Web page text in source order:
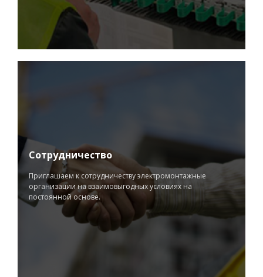
Сотрудничество
Приглашаем к сотрудничеству электромонтажные
организации на взаимовыгодных условиях на
постоянной основе.